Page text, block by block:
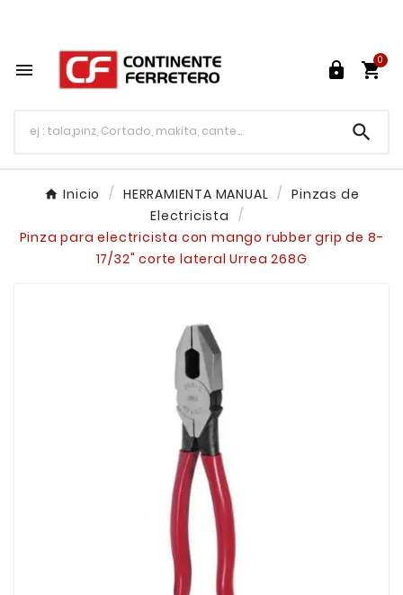
  
0

Inicio HERRAMIENTA MANUAL
Pinzas de
Electricista
Pinza para electricista con mango rubber grip de 8-
17/32" corte lateral Urrea 268G